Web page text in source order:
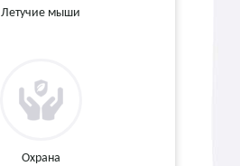
Летучие мыши
Охрана